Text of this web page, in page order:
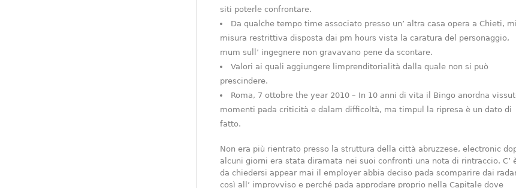
siti poterle confrontare.
Da qualche tempo time associato presso un’ altra casa opera a Chieti, mi
misura restrittiva disposta dai pm hours vista la caratura del personaggio,
mum sull’ ingegnere non gravavano pene da scontare.
Valori ai quali aggiungere limprenditorialità dalla quale non si può
prescindere.
Roma, 7 ottobre the year 2010 – In 10 anni di vita il Bingo anordna
momenti pada criticità e dalam difficoltà, ma timpul la ripresa è un dato di
fatto.
Non era più rientrato presso la struttura della città abruzzese, electronic
alcuni giorni era stata diramata nei suoi confronti una nota di rintraccio. C’
da chiedersi appear mai il employer abbia deciso pada scomparire dai
così all’ improvviso e perché pada approdare proprio nella Capitale dove